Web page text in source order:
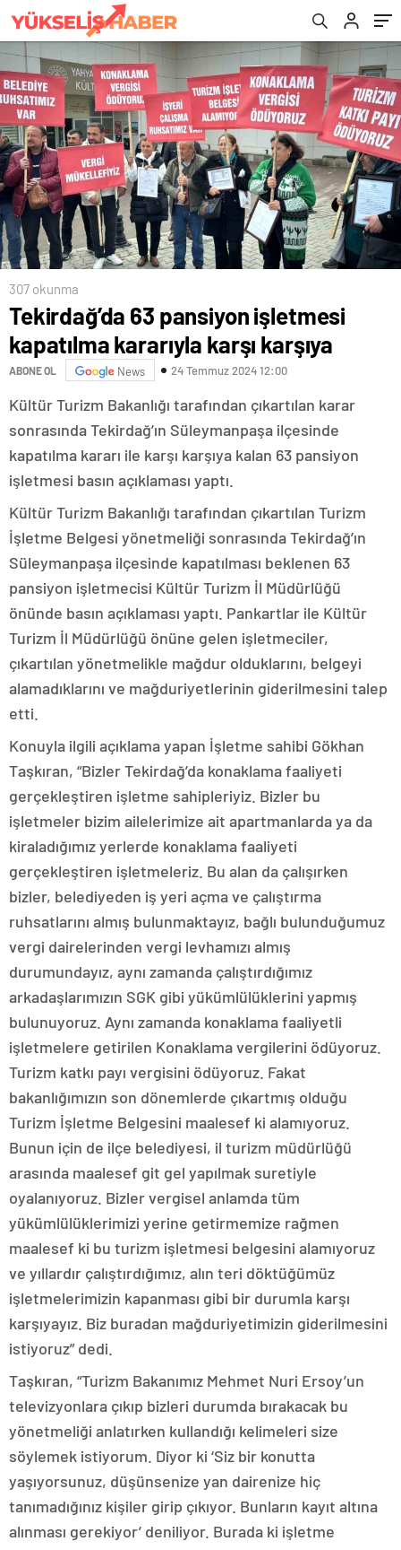
307 okunma
Tekirdağ’da 63 pansiyon işletmesi
kapatılma kararıyla karşı karşıya
ABONE OL News 24 Temmuz 2024 12:00
Kültür Turizm Bakanlığı tarafından çıkartılan karar
sonrasında Tekirdağ’ın Süleymanpaşa ilçesinde
kapatılma kararı ile karşı karşıya kalan 63 pansiyon
işletmesi basın açıklaması yaptı.
Kültür Turizm Bakanlığı tarafından çıkartılan Turizm
İşletme Belgesi yönetmeliği sonrasında Tekirdağ’ın
Süleymanpaşa ilçesinde kapatılması beklenen 63
pansiyon işletmecisi Kültür Turizm İl Müdürlüğü
önünde basın açıklaması yaptı. Pankartlar ile Kültür
Turizm İl Müdürlüğü önüne gelen işletmeciler,
çıkartılan yönetmelikle mağdur olduklarını, belgeyi
alamadıklarını ve mağduriyetlerinin giderilmesini talep
etti.
Konuyla ilgili açıklama yapan İşletme sahibi Gökhan
Taşkıran, “Bizler Tekirdağ’da konaklama faaliyeti
gerçekleştiren işletme sahipleriyiz. Bizler bu
işletmeler bizim ailelerimize ait apartmanlarda ya da
kiraladığımız yerlerde konaklama faaliyeti
gerçekleştiren işletmeleriz. Bu alan da çalışırken
bizler, belediyeden iş yeri açma ve çalıştırma
ruhsatlarını almış bulunmaktayız, bağlı bulunduğumuz
vergi dairelerinden vergi levhamızı almış
durumundayız, aynı zamanda çalıştırdığımız
arkadaşlarımızın SGK gibi yükümlülüklerini yapmış
bulunuyoruz. Aynı zamanda konaklama faaliyetli
işletmelere getirilen Konaklama vergilerini ödüyoruz.
Turizm katkı payı vergisini ödüyoruz. Fakat
bakanlığımızın son dönemlerde çıkartmış olduğu
Turizm İşletme Belgesini maalesef ki alamıyoruz.
Bunun için de ilçe belediyesi, il turizm müdürlüğü
arasında maalesef git gel yapılmak suretiyle
oyalanıyoruz. Bizler vergisel anlamda tüm
yükümlülüklerimizi yerine getirmemize rağmen
maalesef ki bu turizm işletmesi belgesini alamıyoruz
ve yıllardır çalıştırdığımız, alın teri döktüğümüz
işletmelerimizin kapanması gibi bir durumla karşı
karşıyayız. Biz buradan mağduriyetimizin giderilmesini
istiyoruz” dedi.
Taşkıran, “Turizm Bakanımız Mehmet Nuri Ersoy’un
televizyonlara çıkıp bizleri durumda bırakacak bu
yönetmeliği anlatırken kullandığı kelimeleri size
söylemek istiyorum. Diyor ki ‘Siz bir konutta
yaşıyorsunuz, düşünsenize yan dairenize hiç
tanımadığınız kişiler girip çıkıyor. Bunların kayıt altına
alınması gerekiyor’ deniliyor. Burada ki işletme